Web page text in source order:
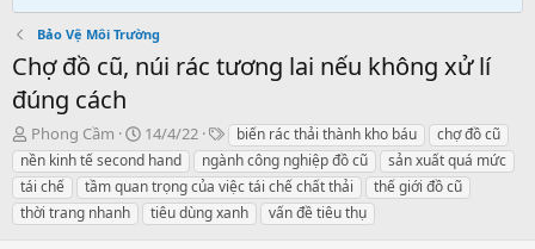
Bảo Vệ Môi Trường
Chợ đồ cũ, núi rác tương lai nếu không xử lí
đúng cách
T
h
r
e
a
Phong Cầm
N
g
à
y
g
14/4/22
T
ừ
k
h
ó
biến rác thải thành kho báu
chợ đồ cũ
nền kinh tế second hand
ngành công nghiệp đồ cũ
sản xuất quá mức
tái chế
tầm quan trọng của việc tái chế chất thải
thế giới đồ cũ
thời trang nhanh
tiêu dùng xanh vấn đề tiêu thụ